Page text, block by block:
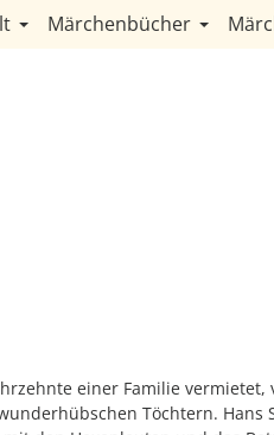
Märchenbücher
einer Familie
Töchtern. Hans